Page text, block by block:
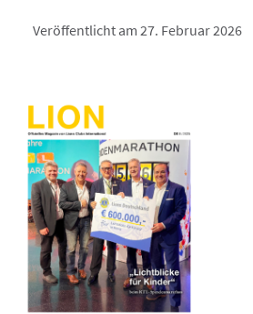
Veröffentlicht am 27. Februar 2026